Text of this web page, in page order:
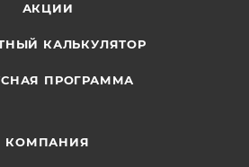
АКЦИИ
КАЛЬКУЛЯТОР
ПРОГРАММА
КОМПАНИЯ